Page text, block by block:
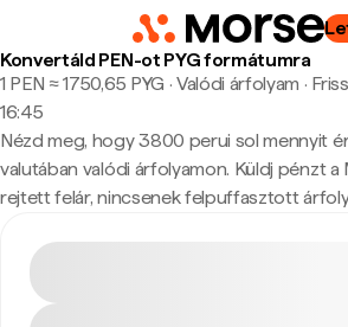
Konvertáld PEN-ot PYG formátumra
1 PEN ≈ 1750,65 PYG · Valódi árfolyam ·
16:45
Nézd meg, hogy 3800 perui sol mennyit
valutában valódi árfolyamon. Küldj pénzt
rejtett felár, nincsenek felpuffasztott